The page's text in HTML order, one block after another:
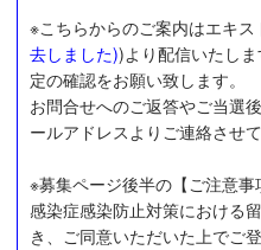
※こちらからのご案内はエキ
去しました))より配信いたし
定の確認をお願い致します。
お問合せへのご返答やご当選
ールアドレスよりご連絡させて
※募集ページ後半の【ご注意
感染症感染防止対策における
き、ご同意いただいた上でご登